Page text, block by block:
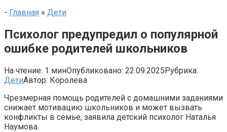
- Главная » Дети
Психолог предупредил о популярной
ошибке родителей школьников
На чтение: 1 минОпубликовано: 22.09.2025Рубрика:
ДетиАвтор: Королева
Чрезмерная помощь родителей с домашними заданиями
снижает мотивацию школьников и может вызвать
конфликты в семье, заявила детский психолог Наталья
Наумова.